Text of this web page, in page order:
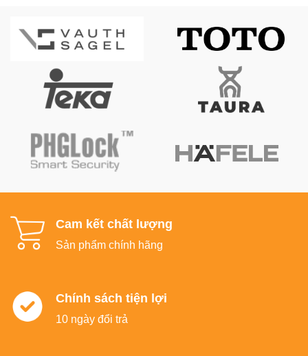
Cam kết chất lượng
Sản phẩm chính hãng
Chính sách tiện lợi
10 ngày đổi trả